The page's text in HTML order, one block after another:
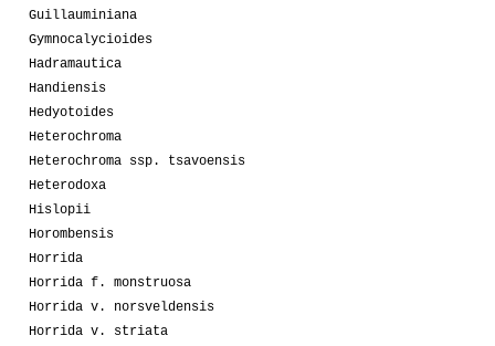
Guillauminiana
Gymnocalycioides
Hadramautica
Handiensis
Hedyotoides
Heterochroma
Heterochroma ssp. tsavoensis
Heterodoxa
Hislopii
Horombensis
Horrida
Horrida f. monstruosa
Horrida v. norsveldensis
Horrida v. striata